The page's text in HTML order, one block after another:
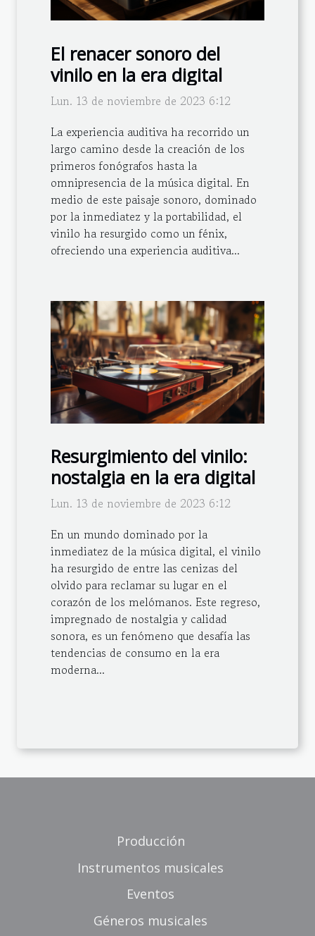
El renacer sonoro del
vinilo en la era digital
Lun. 13 de noviembre de 2023 6:12
La experiencia auditiva ha recorrido un
largo camino desde la creación de los
primeros fonógrafos hasta la
omnipresencia de la música digital. En
medio de este paisaje sonoro, dominado
por la inmediatez y la portabilidad, el
vinilo ha resurgido como un fénix,
ofreciendo una experiencia auditiva...
Resurgimiento del vinilo:
nostalgia en la era digital
Lun. 13 de noviembre de 2023 6:12
En un mundo dominado por la
inmediatez de la música digital, el vinilo
ha resurgido de entre las cenizas del
olvido para reclamar su lugar en el
corazón de los melómanos. Este regreso,
impregnado de nostalgia y calidad
sonora, es un fenómeno que desafía las
tendencias de consumo en la era
moderna...
Producción
Instrumentos musicales
Eventos
Géneros musicales